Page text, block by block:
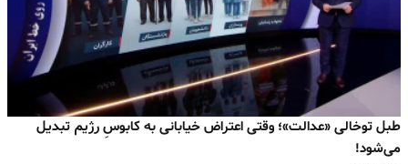
طبل توخالی «عدالت»؛ وقتی اعتراض خیابانی به کابوسِ رژیم تبدیل
می‌شود!